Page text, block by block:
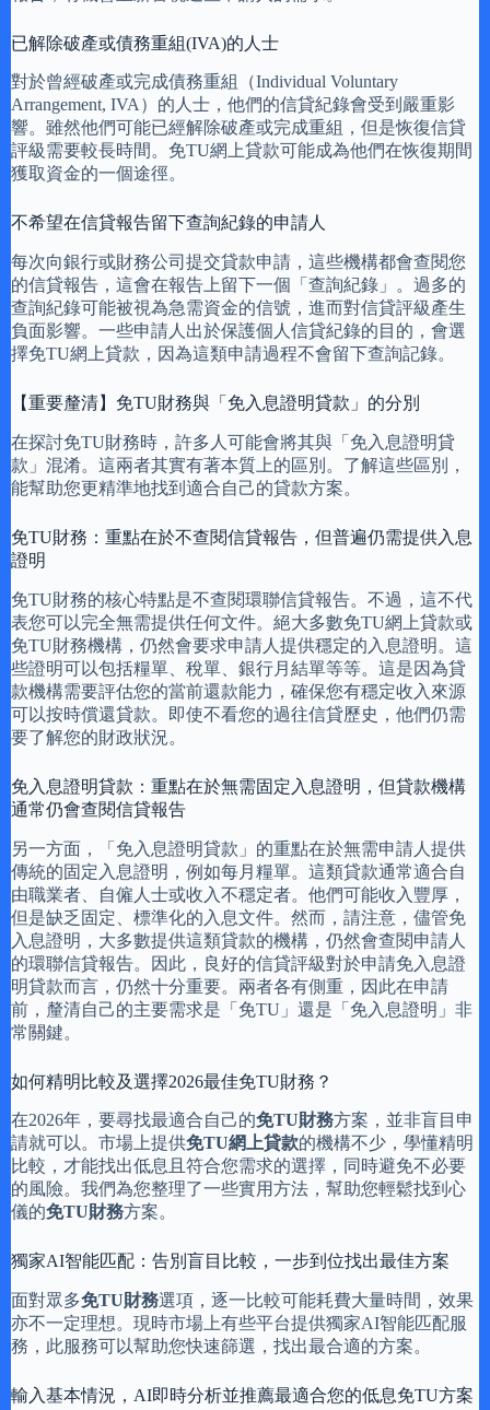
已解除破產或債務重組(IVA)的人士
對於曾經破產或完成債務重組（Individual Voluntary
Arrangement, IVA）的人士，他們的信貸紀錄會受到嚴重影
響。雖然他們可能已經解除破產或完成重組，但是恢復信貸
評級需要較長時間。免TU網上貸款可能成為他們在恢復期間
獲取資金的一個途徑。
不希望在信貸報告留下查詢紀錄的申請人
每次向銀行或財務公司提交貸款申請，這些機構都會查閱您
的信貸報告，這會在報告上留下一個「查詢紀錄」。過多的
查詢紀錄可能被視為急需資金的信號，進而對信貸評級產生
負面影響。一些申請人出於保護個人信貸紀錄的目的，會選
擇免TU網上貸款，因為這類申請過程不會留下查詢記錄。
【重要釐清】免TU財務與「免入息證明貸款」的分別
在探討免TU財務時，許多人可能會將其與「免入息證明貸
款」混淆。這兩者其實有著本質上的區別。了解這些區別，
能幫助您更精準地找到適合自己的貸款方案。
免TU財務：重點在於不查閱信貸報告，但普遍仍需提供入息
證明
免TU財務的核心特點是不查閱環聯信貸報告。不過，這不代
表您可以完全無需提供任何文件。絕大多數免TU網上貸款或
免TU財務機構，仍然會要求申請人提供穩定的入息證明。這
些證明可以包括糧單、稅單、銀行月結單等等。這是因為貸
款機構需要評估您的當前還款能力，確保您有穩定收入來源
可以按時償還貸款。即使不看您的過往信貸歷史，他們仍需
要了解您的財政狀況。
免入息證明貸款：重點在於無需固定入息證明，但貸款機構
通常仍會查閱信貸報告
另一方面，「免入息證明貸款」的重點在於無需申請人提供
傳統的固定入息證明，例如每月糧單。這類貸款通常適合自
由職業者、自僱人士或收入不穩定者。他們可能收入豐厚，
但是缺乏固定、標準化的入息文件。然而，請注意，儘管免
入息證明，大多數提供這類貸款的機構，仍然會查閱申請人
的環聯信貸報告。因此，良好的信貸評級對於申請免入息證
明貸款而言，仍然十分重要。兩者各有側重，因此在申請
前，釐清自己的主要需求是「免TU」還是「免入息證明」非
常關鍵。
如何精明比較及選擇2026最佳免TU財務？
在2026年，要尋找最適合自己的免TU財務方案，並非盲目申
請就可以。市場上提供免TU網上貸款的機構不少，學懂精明
比較，才能找出低息且符合您需求的選擇，同時避免不必要
的風險。我們為您整理了一些實用方法，幫助您輕鬆找到心
儀的免TU財務方案。
獨家AI智能匹配：告別盲目比較，一步到位找出最佳方案
面對眾多免TU財務選項，逐一比較可能耗費大量時間，效果
亦不一定理想。現時市場上有些平台提供獨家AI智能匹配服
務，此服務可以幫助您快速篩選，找出最合適的方案。
輸入基本情況，AI即時分析並推薦最適合您的低息免TU方案